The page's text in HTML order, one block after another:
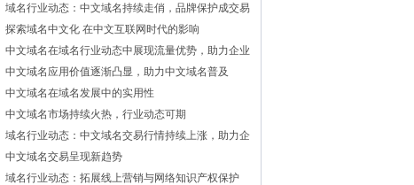
域名行业动态：中文域名持续走俏，品牌保护成交易
探索域名中文化 在中文互联网时代的影响
中文域名在域名行业动态中展现流量优势，助力企业
中文域名应用价值逐渐凸显，助力中文域名普及
中文域名在域名发展中的实用性
中文域名市场持续火热，行业动态可期
域名行业动态：中文域名交易行情持续上涨，助力企
中文域名交易呈现新趋势
域名行业动态：拓展线上营销与网络知识产权保护